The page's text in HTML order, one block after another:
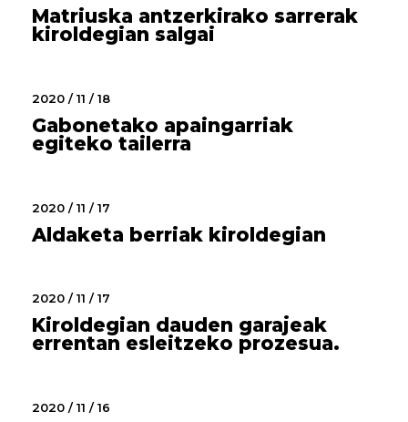
Matriuska antzerkirako sarrerak
kiroldegian salgai
2020 / 11 / 18
Gabonetako apaingarriak
egiteko tailerra
2020 / 11 / 17
Aldaketa berriak kiroldegian
2020 / 11 / 17
Kiroldegian dauden garajeak
errentan esleitzeko prozesua.
2020 / 11 / 16